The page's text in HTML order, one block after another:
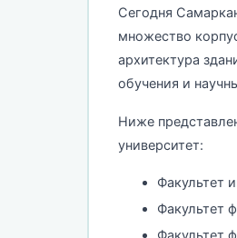
Сегодня
множество
архитектура
обучения и
Ниже
университет:
Факультет
Факультет